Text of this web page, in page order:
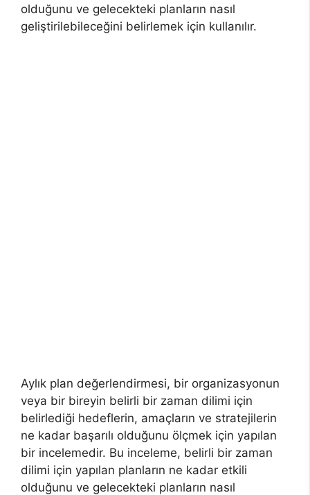
olduğunu ve gelecekteki planların nasıl
geliştirilebileceğini belirlemek için kullanılır.
Aylık plan değerlendirmesi, bir organizasyonun
veya bir bireyin belirli bir zaman dilimi için
belirlediği hedeflerin, amaçların ve stratejilerin
ne kadar başarılı olduğunu ölçmek için yapılan
bir incelemedir. Bu inceleme, belirli bir zaman
dilimi için yapılan planların ne kadar etkili
olduğunu ve gelecekteki planların nasıl